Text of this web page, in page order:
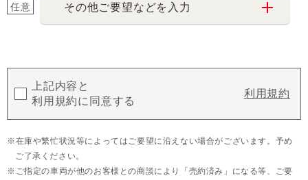
任意 その他ご要望などを入力
上記内容と
利用規約に同意する
利用規約
在庫や繁忙状況等によってはご要望に沿えない場合がございます。予め
ご了承ください。
ご指定の車両が他のお客様との商談により「売約済み」になる等、ご要